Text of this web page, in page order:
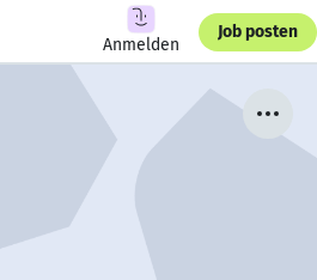
Anmelden
Job posten